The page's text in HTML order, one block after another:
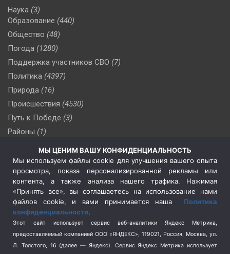
Наука (3)
Образование (440)
Общество (48)
Погода (1280)
Поддержка участников СВО (7)
Политика (4397)
Природа (16)
Происшествия (4530)
Путь к Победе (3)
Районы (1)
(510)
Сельское хозяйство (3)
Социальная политика
(3)
Спецоперация в Украине
Спецоперация на Украине
(404)
Спорт (740)
Терроризм (1)
МЫ ЦЕНИМ ВАШУ КОНФИДЕНЦИАЛЬНОСТЬ
Мы используем файлы cookie для улучшения вашего опыта
просмотра, показа персонализированной рекламы или
контента, а также анализа нашего трафика. Нажимая
«Принять все», вы соглашаетесь на использование нами
файлов cookie, и вами принимается наша Политика
конфиденциальности.
Этот сайт использует сервис веб-аналитики Яндекс Метрика,
предоставляемый компанией ООО «ЯНДЕКС», 119021, Россия, Москва, ул.
Л. Толстого, 16 (далее — Яндекс). Сервис Яндекс Метрика использует